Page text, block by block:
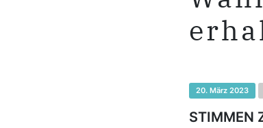
20. März 2023
STIMMEN